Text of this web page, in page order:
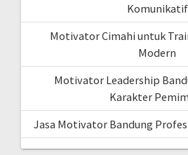
Komunikatif
Motivator Cimahi untuk
Modern
Motivator Leadership
Karakter
Jasa Motivator Bandung